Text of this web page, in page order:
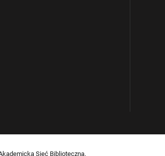
Sieć Biblioteczną.